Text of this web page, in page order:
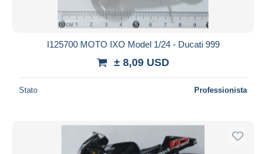
I125700 MOTO IXO Model 1/24 - Ducati 999
± 8,09 USD
Stato Professionista